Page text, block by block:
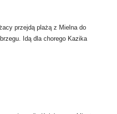
przejdą plażą z Mielna do
Idą dla chorego Kazika